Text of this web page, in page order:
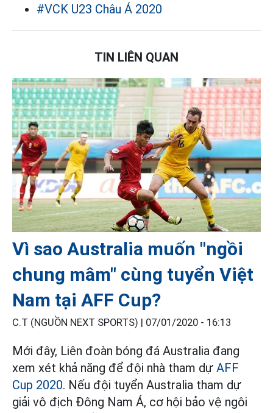
#VCK U23 Châu Á 2020
TIN LIÊN QUAN
Vì sao Australia muốn "ngồi
chung mâm" cùng tuyển Việt
Nam tại AFF Cup?
C.T (NGUỒN NEXT SPORTS) | 07/01/2020 - 16:13
Mới đây, Liên đoàn bóng đá Australia đang
xem xét khả năng để đội nhà tham dự AFF
Cup 2020. Nếu đội tuyển Australia tham dự
giải vô địch Đông Nam Á, cơ hội bảo vệ ngôi